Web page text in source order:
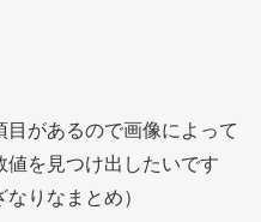
があるので画像によって
を見つけ出したいです
りなまとめ）